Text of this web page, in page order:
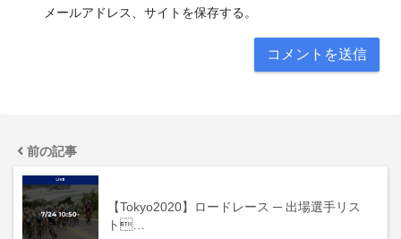
メールアドレス、サイトを保存する。
前の記事
【Tokyo2020】ロードレース ─ 出場選手リス
ト…